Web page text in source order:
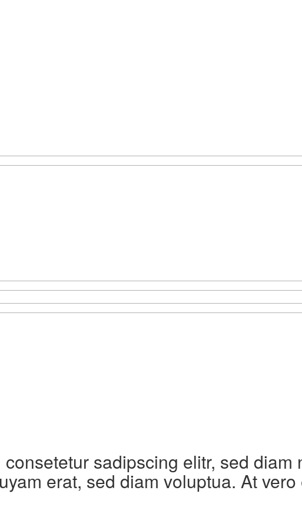
sadipscing elitr, sed
erat, sed diam voluptua. At